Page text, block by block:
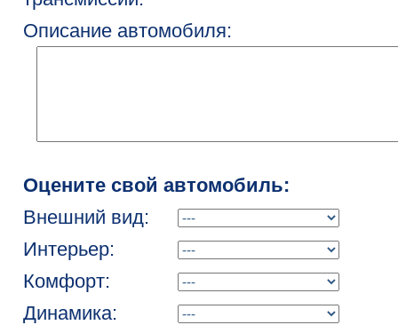
Описание автомобиля:
Оцените свой автомобиль:
Внешний вид:
Интерьер:
Комфорт:
Динамика: